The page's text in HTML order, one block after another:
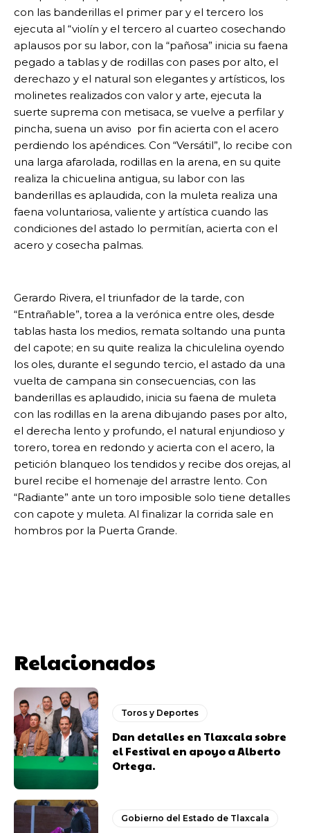
con las banderillas el primer par y el tercero los
ejecuta al “violín y el tercero al cuarteo cosechando
aplausos por su labor, con la “pañosa” inicia su faena
pegado a tablas y de rodillas con pases por alto, el
derechazo y el natural son elegantes y artísticos, los
molinetes realizados con valor y arte, ejecuta la
suerte suprema con metisaca, se vuelve a perfilar y
pincha, suena un aviso por fin acierta con el acero
perdiendo los apéndices. Con “Versátil”, lo recibe con
una larga afarolada, rodillas en la arena, en su quite
realiza la chicuelina antigua, su labor con las
banderillas es aplaudida, con la muleta realiza una
faena voluntariosa, valiente y artística cuando las
condiciones del astado lo permitían, acierta con el
acero y cosecha palmas.
Gerardo Rivera, el triunfador de la tarde, con
“Entrañable”, torea a la verónica entre oles, desde
tablas hasta los medios, remata soltando una punta
del capote; en su quite realiza la chiculelina oyendo
los oles, durante el segundo tercio, el astado da una
vuelta de campana sin consecuencias, con las
banderillas es aplaudido, inicia su faena de muleta
con las rodillas en la arena dibujando pases por alto,
el derecha lento y profundo, el natural enjundioso y
torero, torea en redondo y acierta con el acero, la
petición blanqueo los tendidos y recibe dos orejas, al
burel recibe el homenaje del arrastre lento. Con
“Radiante” ante un toro imposible solo tiene detalles
con capote y muleta. Al finalizar la corrida sale en
hombros por la Puerta Grande.
Relacionados
Toros y Deportes
Dan detalles en Tlaxcala sobre
el Festival en apoyo a Alberto
Ortega.
Gobierno del Estado de Tlaxcala